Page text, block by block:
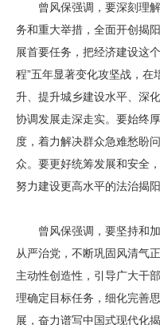
曾风保强调，要深刻理解
务和重大举措，全面开创揭
展首要任务，把经济建设这
程”五年显著变化攻坚战，在
升、提升城乡建设水平、深
协调发展走深走实。要始终
度，着力解决群众急难愁盼
众。要更好统筹发展和安全
努力建设更高水平的法治揭
曾风保强调，要坚持和加
从严治党，不断巩固风清气
主动性创造性，引导广大干
理确定目标任务，细化完善
展，奋力谱写中国式现代化揭